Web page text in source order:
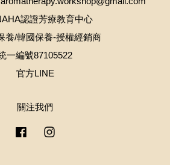
認證芳療教育中心
養/韓國保養-授權經銷商
一編號87105522
官方LINE
關注我們
Facebook